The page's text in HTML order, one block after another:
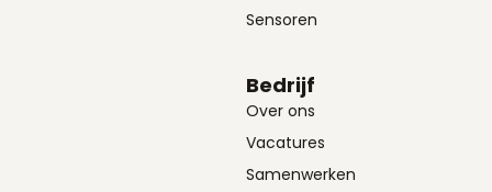
Sensoren
Bedrijf
Over ons
Vacatures
Samenwerken